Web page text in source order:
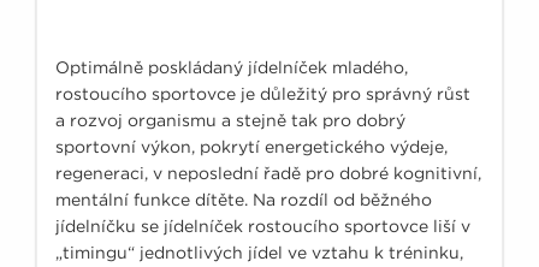
Optimálně poskládaný jídelníček mladého,
rostoucího sportovce je důležitý pro správný růst
a rozvoj organismu a stejně tak pro dobrý
sportovní výkon, pokrytí energetického výdeje,
regeneraci, v neposlední řadě pro dobré kognitivní,
mentální funkce dítěte. Na rozdíl od běžného
jídelníčku se jídelníček rostoucího sportovce liší v
„timingu“ jednotlivých jídel ve vztahu k tréninku,